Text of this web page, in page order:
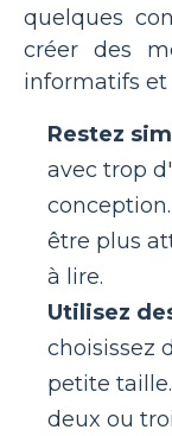
quelques
créer des
informatifs et
Restez
avec trop
être plus
à lire.
Utilisez
choisissez
petite
deux ou